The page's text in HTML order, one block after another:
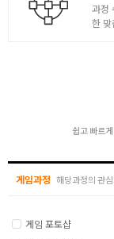
과정
한
쉽고 빠르
게임과정 해당과정의 관
게임 포토샵